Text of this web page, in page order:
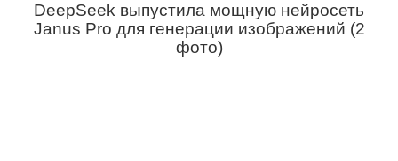
DeepSeek выпустила мощную нейросеть
Janus Pro для генерации изображений (2
фото)